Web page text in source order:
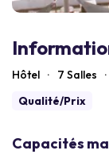
Hôtel · 7 Salles ·
Qualité/Prix
Capacités